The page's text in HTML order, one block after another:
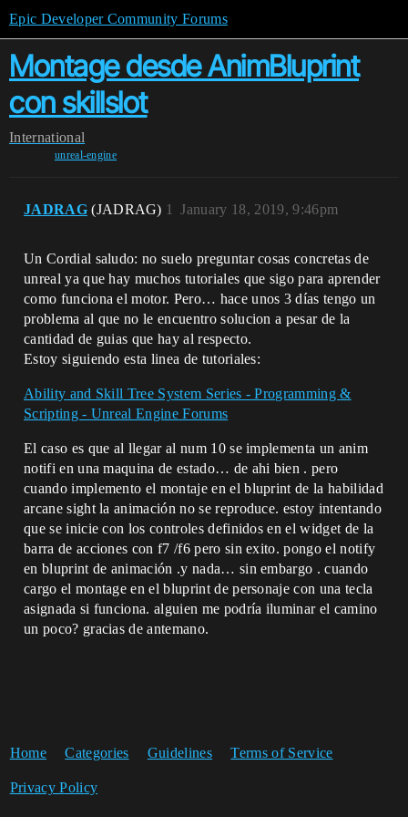
Epic Developer Community Forums
Montage desde AnimBluprint
con skillslot
International
unreal-engine
JADRAG (JADRAG) January 18, 2019, 9:46pm
1
Un Cordial saludo: no suelo preguntar cosas concretas de
unreal ya que hay muchos tutoriales que sigo para aprender
como funciona el motor. Pero… hace unos 3 días tengo un
problema al que no le encuentro solucion a pesar de la
cantidad de guias que hay al respecto.
Estoy siguiendo esta linea de tutoriales:
Ability and Skill Tree System Series - Programming &
Scripting - Unreal Engine Forums
El caso es que al llegar al num 10 se implementa un anim
notifi en una maquina de estado… de ahi bien . pero
cuando implemento el montaje en el bluprint de la habilidad
arcane sight la animación no se reproduce. estoy intentando
que se inicie con los controles definidos en el widget de la
barra de acciones con f7 /f6 pero sin exito. pongo el notify
en bluprint de animación .y nada… sin embargo . cuando
cargo el montage en el bluprint de personaje con una tecla
asignada si funciona. alguien me podría iluminar el camino
un poco? gracias de antemano.
Home Categories Guidelines Terms of Service
Privacy Policy